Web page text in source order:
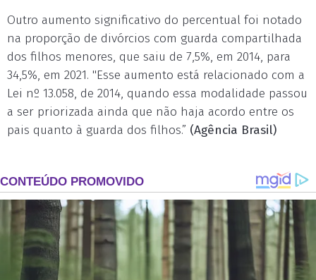
Outro aumento significativo do percentual foi notado
na proporção de divórcios com guarda compartilhada
dos filhos menores, que saiu de 7,5%, em 2014, para
34,5%, em 2021. "Esse aumento está relacionado com a
Lei nº 13.058, de 2014, quando essa modalidade passou
a ser priorizada ainda que não haja acordo entre os
pais quanto à guarda dos filhos.” (Agência Brasil)